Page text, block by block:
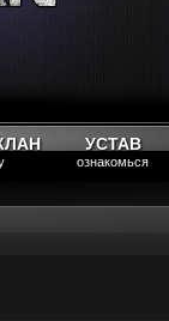
УСТАВ
ознакомься